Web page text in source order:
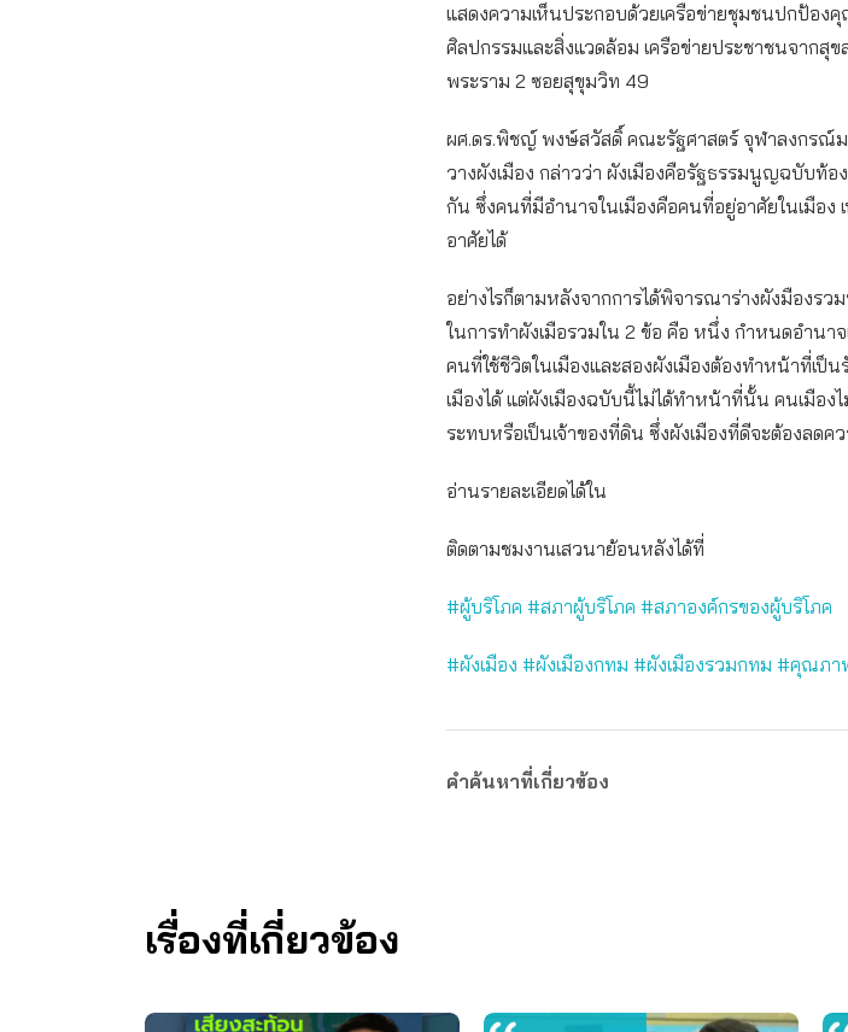
แสดงความเห็นประกอบด้วยเครือข่ายชุมชนปกป้อ
ศิลปกรรมและสิ่งแวดล้อม เครือข่ายประชาชนจากสุ
พระราม 2 ซอยสุขุมวิท 49
ผศ.ดร.พิชญ์ พงษ์สวัสดิ์ คณะรัฐศาสตร์ จุฬาลงกรณ์
วางผังเมือง กล่าวว่า ผังเมืองคือรัฐธรรมนูญฉบับท้
กัน ซึ่งคนที่มีอำนาจในเมืองคือคนที่อยู่อาศัยในเมือง
อาศัยได้
อย่างไรก็ตามหลังจากการได้พิจารณาร่างผังมืองร
ในการทำผังเมือรวมใน 2 ข้อ คือ หนึ่ง กำหนดอำน
คนที่ใช้ชีวิตในเมืองและสองผังเมืองต้องทำหน้าที่เ
เมืองได้ แต่ผังเมืองฉบับนี้ไม่ได้ทำหน้าที่นั้น คนเมือง
ระทบหรือเป็นเจ้าของที่ดิน ซึ่งผังเมืองที่ดีจะต้องลด
อ่านรายละเอียดได้ใน
ติดตามชมงานเสวนาย้อนหลังได้ที่
#ผู้บริโภค #สภาผู้บริโภค #สภาองค์กรของผู้บริโภค
#ผังเมือง #ผังเมืองกทม #ผังเมืองรวมกทม #คุณภา
คำค้นหาที่เกี่ยวข้อง
เรื่องที่เกี่ยวข้อง